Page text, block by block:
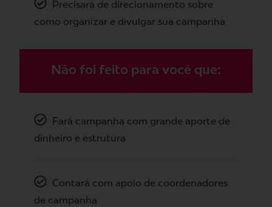
Precisará de direcionamento sobre
como organizar e divulgar sua campanha
Não foi feito para você que:
Fará campanha com grande aporte de
dinheiro e estrutura
Contará com apoio de coordenadores
de campanha